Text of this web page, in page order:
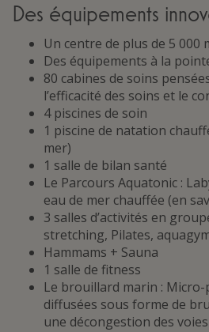
Des équipements
Un centre de plus de 5 000
Des équipements à la
80 cabines de soins
l’efficacité des soins et le
4 piscines de soin
1 piscine de natation
mer)
1 salle de bilan santé
Le Parcours Aquatonic :
eau de mer chauffée (en
3 salles d’activités en
stretching, Pilates,
Hammams + Sauna
1 salle de fitness
Le brouillard marin : Micro-
diffusées sous forme de
une décongestion des